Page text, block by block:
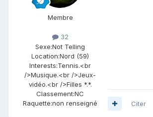
Membre
32
Sexe:Not Telling
Location:Nord (59)
Interests:Tennis.<br
/>Musique.<br />Jeux-
vidéo.<br />Filles *.*.
Classement:NC
Raquette:non renseigné Citer